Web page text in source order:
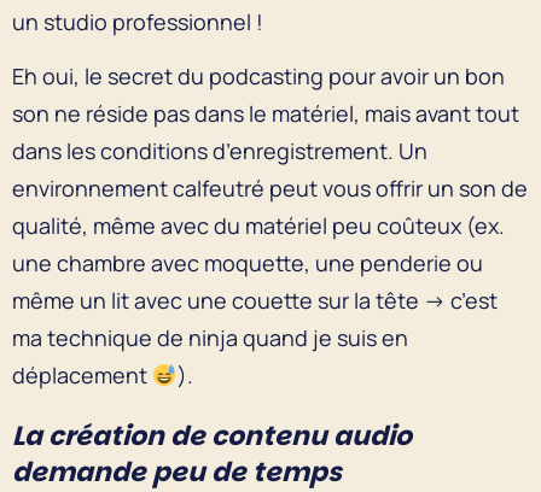
un studio professionnel !
Eh oui, le secret du podcasting pour avoir un bon
son ne réside pas dans le matériel, mais avant tout
dans les conditions d’enregistrement. Un
environnement calfeutré peut vous offrir un son de
qualité, même avec du matériel peu coûteux (ex.
une chambre avec moquette, une penderie ou
même un lit avec une couette sur la tête → c’est
ma technique de ninja quand je suis en
déplacement
).
La création de contenu audio
demande peu de temps